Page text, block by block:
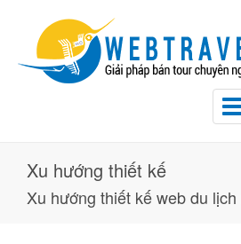
Xu hướng thiết kế
Xu hướng thiết kế web du